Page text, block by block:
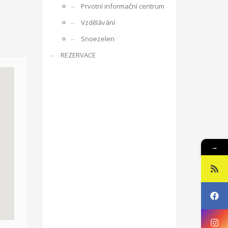
s ostatními účastníky, obdobrníky a lidmi z
je zajímá, co umí apod. V rámci projektu je
listopadu 2016 ve Zlíně v ČR, v organizaci RC
své vlastní projekty. Plně se zapojí do
o další aktivity. Působením dobrovolníků v
Prvotní informační centrum
Vzdělávání
Snoezelen
REZERVACE
→